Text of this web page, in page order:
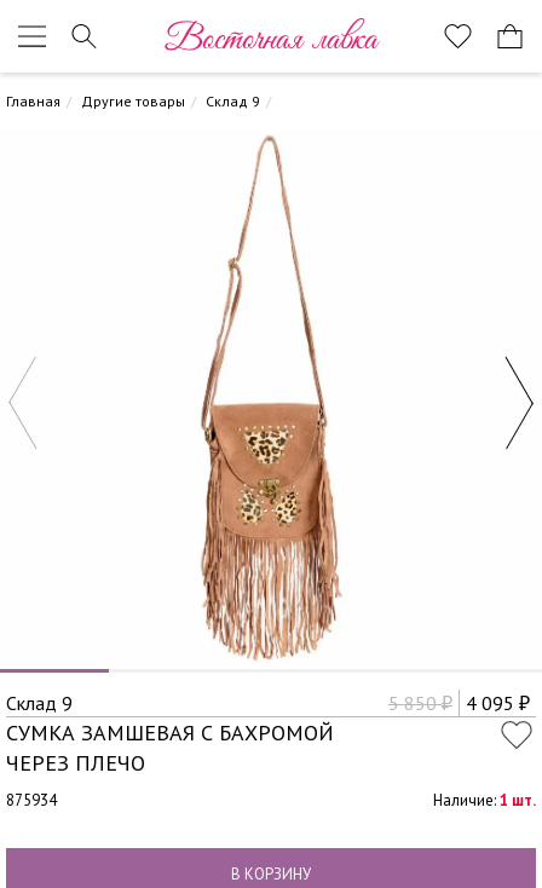
Восточная лавка
Главная Другие товары Склад 9
Склад 9 5 850₽ 4 095 ₽
СУМКА ЗАМШЕВАЯ С БАХРОМОЙ
ЧЕРЕЗ ПЛЕЧО
875934 Наличие:1 шт.
В КОРЗИНУ